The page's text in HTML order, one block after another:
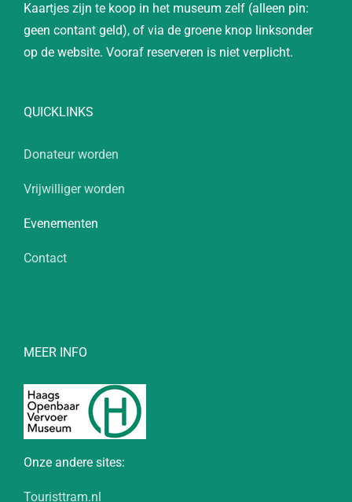
Kaartjes zijn te koop in het museum zelf (alleen pin:
geen contant geld), of via de groene knop linksonder
op de website. Vooraf reserveren is niet verplicht.
QUICKLINKS
Donateur worden
Vrijwilliger worden
Evenementen
Contact
MEER INFO
Onze andere sites:
Touristtram.nl